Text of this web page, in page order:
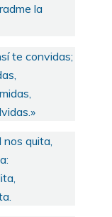
la
te convidas;
quita,